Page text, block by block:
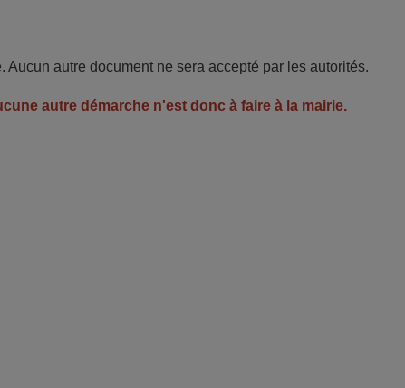
autre document ne sera accepté par les autorités.
autre démarche n'est donc à faire à la mairie.